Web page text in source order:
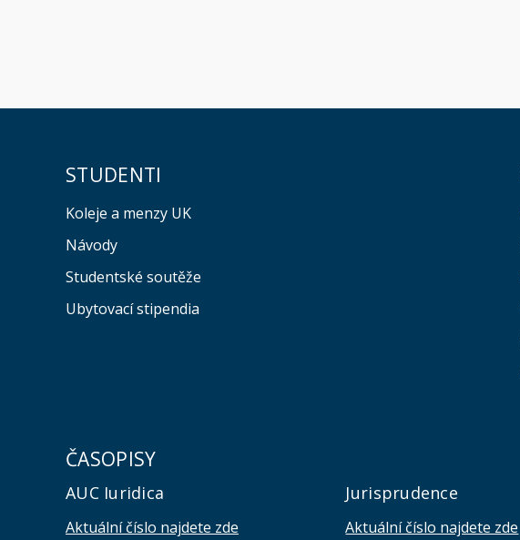
STUDENTI
Koleje a menzy UK
Návody
Studentské soutěže
Ubytovací stipendia
ČASOPISY
AUC Iuridica
Aktuální číslo najdete zde
Jurisprudence
Aktuální číslo najdete zde